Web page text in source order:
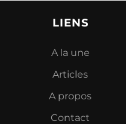
LIENS
A la une
Articles
A propos
Contact